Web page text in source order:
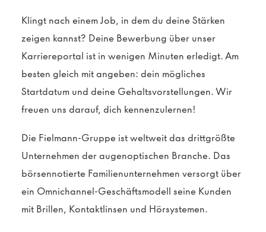
Klingt nach einem Job, in dem du deine Stärken
zeigen kannst? Deine Bewerbung über unser
Karriereportal ist in wenigen Minuten erledigt. Am
besten gleich mit angeben: dein mögliches
Startdatum und deine Gehaltsvorstellungen. Wir
freuen uns darauf, dich kennenzulernen!
Die Fielmann-Gruppe ist weltweit das drittgrößte
Unternehmen der augenoptischen Branche. Das
börsennotierte Familienunternehmen versorgt über
ein Omnichannel-Geschäftsmodell seine Kunden
mit Brillen, Kontaktlinsen und Hörsystemen.